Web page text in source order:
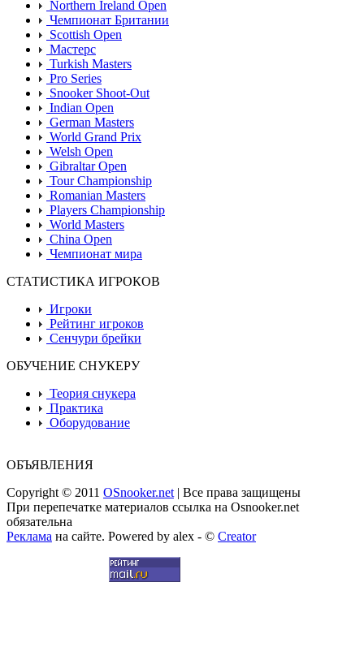
Northern Ireland Open
Чемпионат Британии
Scottish Open
Мастерс
Turkish Masters
Pro Series
Snooker Shoot-Out
Indian Open
German Masters
World Grand Prix
Welsh Open
Gibraltar Open
Tour Championship
Romanian Masters
Players Championship
World Masters
China Open
Чемпионат мира
СТАТИСТИКА ИГРОКОВ
Игроки
Рейтинг игроков
Сенчури брейки
ОБУЧЕНИЕ СНУКЕРУ
Теория снукера
Практика
Оборудование
ОБЪЯВЛЕНИЯ
Copyright © 2011 OSnooker.net | Все права защищены
При перепечатке материалов ссылка на Osnooker.net
обязательна
Реклама на сайте. Powered by alex - © Creator